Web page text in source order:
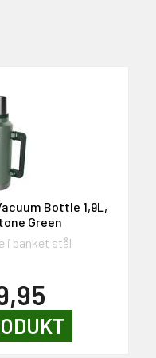
Bottle 1,9L,
Green
i banket stål